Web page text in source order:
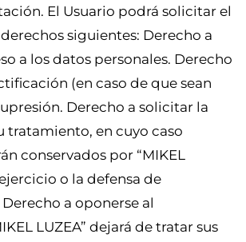
El Usuario podrá solicitar el
siguientes: Derecho a
a los datos personales. Derecho
(en caso de que sean
Derecho a solicitar la
tratamiento, en cuyo caso
conservados por “MIKEL
o la defensa de
a oponerse al
LUZEA” dejará de tratar sus